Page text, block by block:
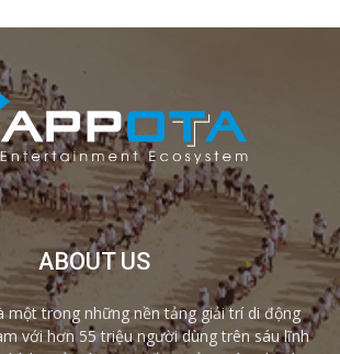
ABOUT US
một trong những nền tảng giải trí di động
với hơn 55 triệu người dùng trên sáu lĩnh